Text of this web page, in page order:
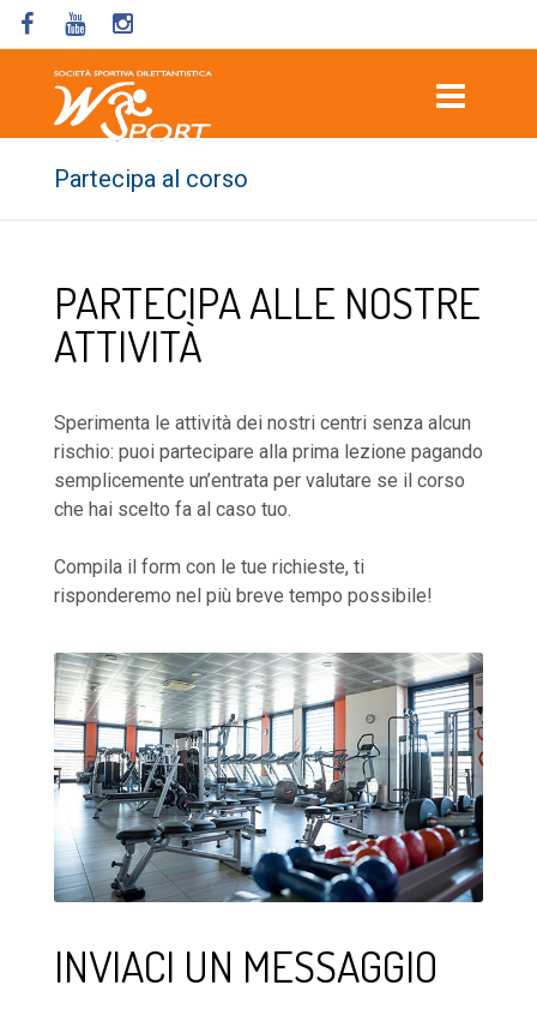
Partecipa al corso
PARTECIPA ALLE NOSTRE
ATTIVITÀ
Sperimenta le attività dei nostri centri senza alcun
rischio: puoi partecipare alla prima lezione pagando
semplicemente un’entrata per valutare se il corso
che hai scelto fa al caso tuo.
Compila il form con le tue richieste, ti
risponderemo nel più breve tempo possibile!
INVIACI UN MESSAGGIO